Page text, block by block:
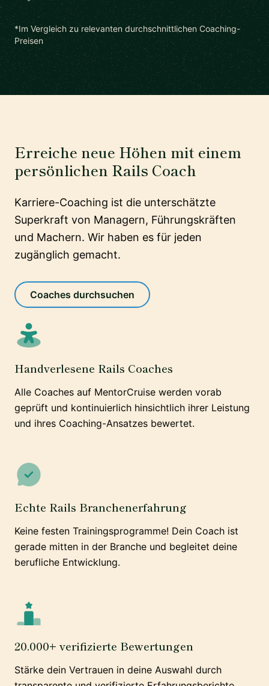
*Im Vergleich zu relevanten durchschnittlichen Coaching-
Preisen
Erreiche neue Höhen mit einem
persönlichen Rails Coach
Karriere-Coaching ist die unterschätzte
Superkraft von Managern, Führungskräften
und Machern. Wir haben es für jeden
zugänglich gemacht.
Coaches durchsuchen
Handverlesene Rails Coaches
Alle Coaches auf MentorCruise werden vorab
geprüft und kontinuierlich hinsichtlich ihrer Leistung
und ihres Coaching-Ansatzes bewertet.
Echte Rails Branchenerfahrung
Keine festen Trainingsprogramme! Dein Coach ist
gerade mitten in der Branche und begleitet deine
berufliche Entwicklung.
20.000+ verifizierte Bewertungen
Stärke dein Vertrauen in deine Auswahl durch